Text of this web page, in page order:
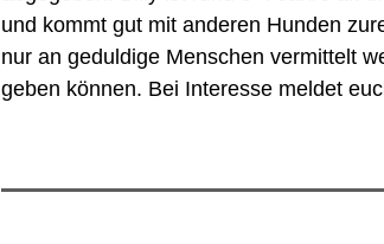
und kommt gut mit anderen Hunden
nur an geduldige Menschen vermittelt
geben können. Bei Interesse meldet